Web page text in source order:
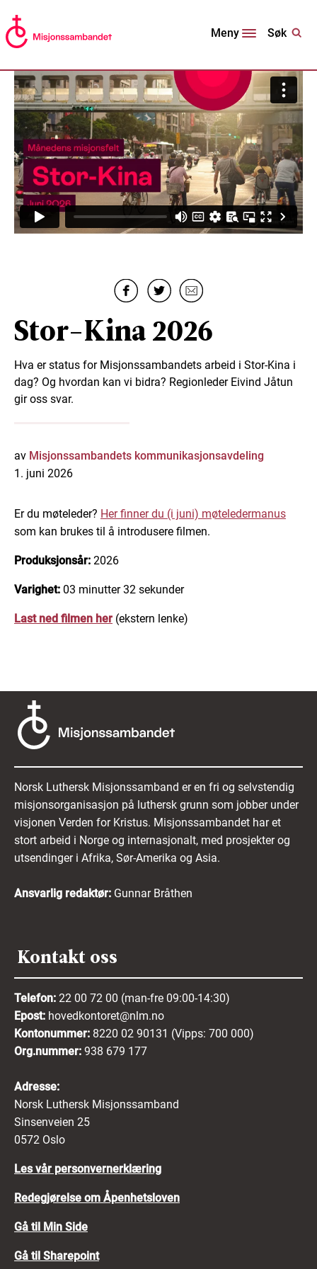
Meny Søk
Stor-Kina 2026
Hva er status for Misjonssambandets arbeid i Stor-Kina i
dag? Og hvordan kan vi bidra? Regionleder Eivind Jåtun
gir oss svar.
av Misjonssambandets kommunikasjonsavdeling
1. juni 2026
Er du møteleder? Her finner du (i juni) møteledermanus
som kan brukes til å introdusere filmen.
Produksjonsår: 2026
Varighet: 03 minutter 32 sekunder
Last ned filmen her (ekstern lenke)
Norsk Luthersk Misjonssamband er en fri og selvstendig
misjonsorganisasjon på luthersk grunn som jobber under
visjonen Verden for Kristus. Misjonssambandet har et
stort arbeid i Norge og internasjonalt, med prosjekter og
utsendinger i Afrika, Sør-Amerika og Asia.
Ansvarlig redaktør: Gunnar Bråthen
Kontakt oss
Telefon: 22 00 72 00 (man-fre 09:00-14:30)
Epost: hovedkontoret@nlm.no
Kontonummer: 8220 02 90131 (Vipps: 700 000)
Org.nummer: 938 679 177
Adresse:
Norsk Luthersk Misjonssamband
Sinsenveien 25
0572 Oslo
Les vår personvernerklæring
Redegjørelse om Åpenhetsloven
Gå til Min Side
Gå til Sharepoint